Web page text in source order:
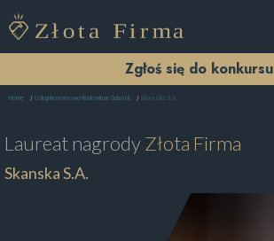
Zgłoś się do konkursu
Home Usługi Remontowo-Budowlane Gdańsk Skanska S.A.
Laureat nagrodyZłota Firma
Skanska S.A.